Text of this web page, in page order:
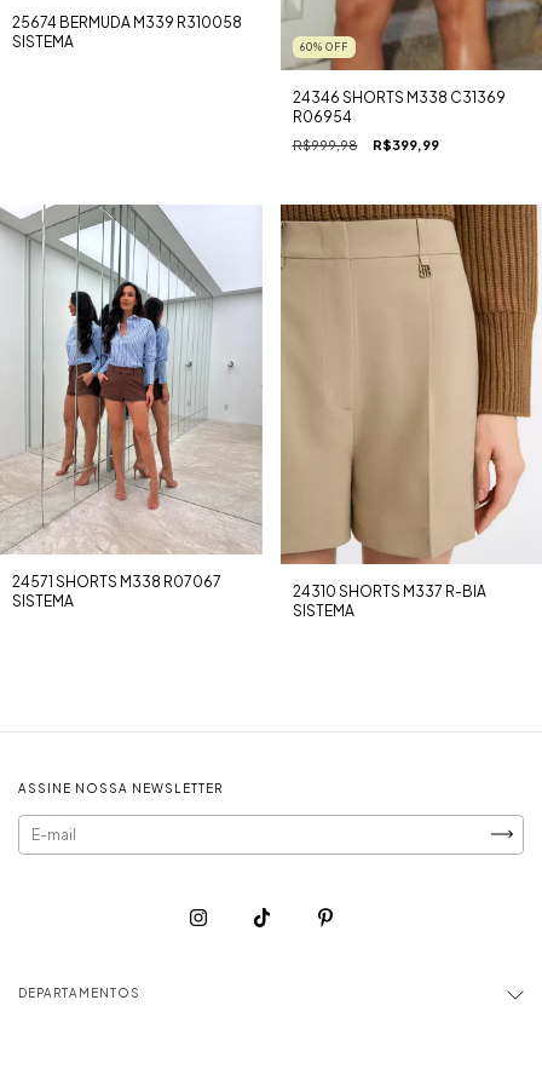
25674 BERMUDA M339 R310058
SISTEMA
60% OFF
24346 SHORTS M338 C31369
R06954
R$999,98 R$399,99
24571 SHORTS M338 R07067
SISTEMA
24310 SHORTS M337 R-BIA
SISTEMA
ASSINE NOSSA NEWSLETTER
DEPARTAMENTOS